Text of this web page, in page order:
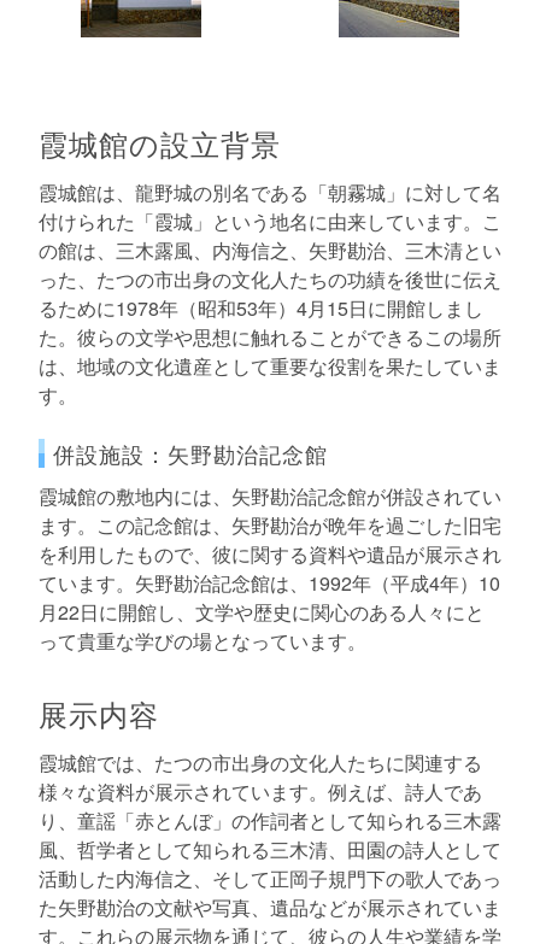
霞城館の設立背景
霞城館は、龍野城の別名である「朝霧城」に対して名
付けられた「霞城」という地名に由来しています。こ
の館は、三木露風、内海信之、矢野勘治、三木清とい
った、たつの市出身の文化人たちの功績を後世に伝え
るために1978年（昭和53年）4月15日に開館しまし
た。彼らの文学や思想に触れることができるこの場所
は、地域の文化遺産として重要な役割を果たしていま
す。
併設施設：矢野勘治記念館
霞城館の敷地内には、矢野勘治記念館が併設されてい
ます。この記念館は、矢野勘治が晩年を過ごした旧宅
を利用したもので、彼に関する資料や遺品が展示され
ています。矢野勘治記念館は、1992年（平成4年）10
月22日に開館し、文学や歴史に関心のある人々にと
って貴重な学びの場となっています。
展示内容
霞城館では、たつの市出身の文化人たちに関連する
様々な資料が展示されています。例えば、詩人であ
り、童謡「赤とんぼ」の作詞者として知られる三木露
風、哲学者として知られる三木清、田園の詩人として
活動した内海信之、そして正岡子規門下の歌人であっ
た矢野勘治の文献や写真、遺品などが展示されていま
す。これらの展示物を通じて、彼らの人生や業績を学